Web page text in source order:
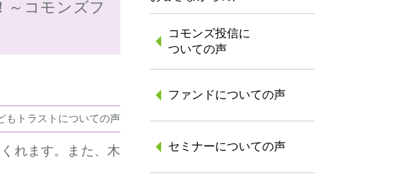
～コモンズフ
もトラストについての声
れます。また、木
コモンズ投信に
ついての声
ファンドについての声
セミナーについての声